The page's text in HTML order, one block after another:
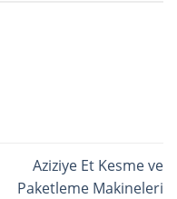
Aziziye Et Kesme ve
Paketleme Makineleri